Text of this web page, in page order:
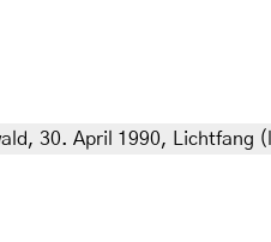
30. April 1990, Lichtfang